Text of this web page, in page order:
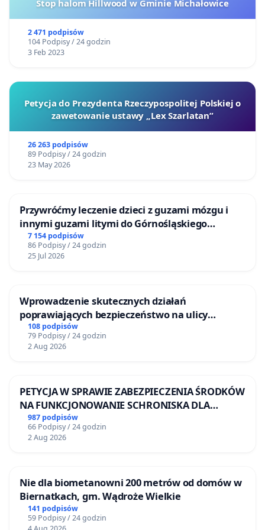
nawet art. 65.4 Konstytucji RP daje prawo każdemu
zatrudnionemu do chociażby minimalnego
wynagrodzenia, jednak żaden akt prawny takiego
świadomi tego, że praca, którą wykonujemy jest dla
nas pracą dodatkową, ale nawet to nie powinno
uprawniać agencji do wykorzystywania tego
i płacenia nam stawek tak znacznie odbiegających
od stawek minimalnych, o których mowa w
Rozporządzeniu RADY MINISTRÓW z dnia 10
minimalnej stawki godzinowej w 2020 r.
zagwarantowanej innym grupom pracowniczym.
Mając na względzie powyższe, należało postulować,
Stop halom Hillwood w Gminie Michałowice
2 471 podpisów
104 Podpisy / 24 godzin
3 Feb 2023
Petycja do Prezydenta Rzeczypospolitej Polskiej o
zawetowanie ustawy „Lex Szarlatan”
26 263 podpisów
89 Podpisy / 24 godzin
23 May 2026
Przywróćmy leczenie dzieci z guzami mózgu i
innymi guzami litymi do Górnośląskiego
Centrum Zdrowia Dziecka w Katowicach
7 154 podpisów
86 Podpisy / 24 godzin
25 Jul 2026
Wprowadzenie skutecznych działań
poprawiających bezpieczeństwo na ulicy
Żeromskiego w Otwocku
108 podpisów
79 Podpisy / 24 godzin
2 Aug 2026
PETYCJA W SPRAWIE ZABEZPIECZENIA ŚRODKÓW
NA FUNKCJONOWANIE SCHRONISKA DLA
BEZDOMNYCH ZWIERZĄT W SKARYSZEWIE
987 podpisów
66 Podpisy / 24 godzin
2 Aug 2026
Nie dla biometanowni 200 metrów od domów w
Biernatkach, gm. Wądroże Wielkie
141 podpisów
59 Podpisy / 24 godzin